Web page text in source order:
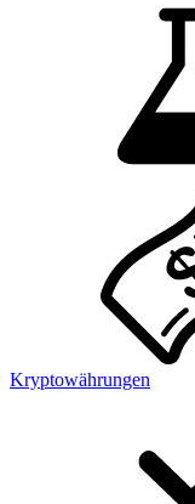
Kryptowährungen